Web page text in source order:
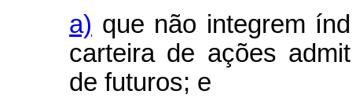
a) que não integrem
carteira de ações
de futuros; e